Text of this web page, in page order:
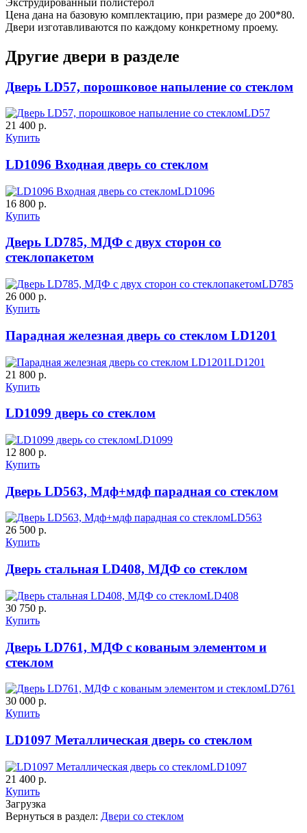
Д-37 Н Д-43 30
ДНТ ДС
ДУБ БЕЛЁНЫЙ
К-10 60
К-11 С
C57
C59 C60
C61 C62
C64
C65 C66
Цена дана на базовую комплектацию, при размере до 200*80.
Двери изготавливаются по каждому конкретному проему.
Другие двери в разделе
Дверь LD57, порошковое напыление со стеклом
LD57
21 400 р.
Купить
LD1096 Входная дверь со стеклом
LD1096
16 800 р.
Купить
Дверь LD785, МДФ с двух сторон со
стеклопакетом
LD785
26 000 р.
Купить
Парадная железная дверь со стеклом LD1201
LD1201
21 800 р.
Купить
LD1099 дверь со стеклом
LD1099
12 800 р.
Купить
Дверь LD563, Мдф+мдф парадная со стеклом
LD563
26 500 р.
Купить
Дверь стальная LD408, МДФ со стеклом
LD408
30 750 р.
Купить
Дверь LD761, МДФ с кованым элементом и
стеклом
LD761
30 000 р.
Купить
LD1097 Металлическая дверь со стеклом
LD1097
21 400 р.
Купить
Загрузка
Вернуться в раздел: Двери со стеклом